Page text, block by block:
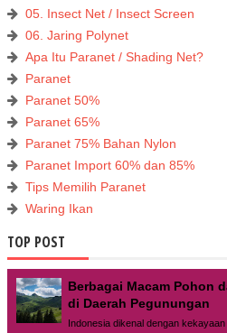
05. Insect Net / Insect Screen
06. Jaring Polynet
Apa Itu Paranet / Shading Net?
Paranet
Paranet 50%
Paranet 65%
Paranet 75% Bahan Nylon
Paranet Import 60% dan 85%
Tips Memilih Paranet
Waring Ikan
TOP POST
Berbagai Macam Pohon
di Daerah Pegunungan
Indonesia dikenal dengan